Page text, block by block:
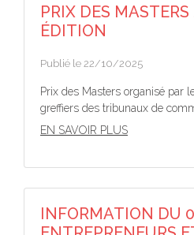
PRIX DES
ÉDITION
Publié le 22/10/2025
Prix des Masters organisé par
greffiers des tribunaux de
EN SAVOIR PLUS
INFORMATION DU